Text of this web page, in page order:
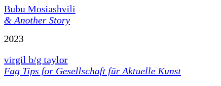
Bubu Mosiashvili
& Another Story
2023
virgil b/g taylor
Fag Tips for Gesellschaft für Aktuelle Kunst